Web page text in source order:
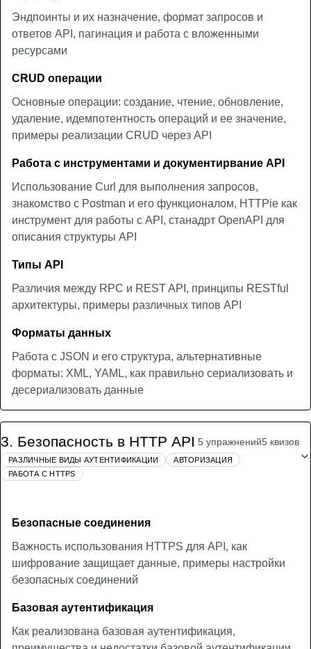
Эндпоинты и их назначение, формат запросов и
ответов API, пагинация и работа с вложенными
ресурсами
CRUD операции
Основные операции: создание, чтение, обновление,
удаление, идемпотентность операций и ее значение,
примеры реализации CRUD через API
Работа с инструментами и документирвание API
Использование Curl для выполнения запросов,
знакомство с Postman и его функционалом, HTTPie как
инструмент для работы с API, станадрт OpenAPI для
описания структуры API
Типы API
Различия между RPC и REST API, принципы RESTful
архитектуры, примеры различных типов API
Форматы данных
Работа с JSON и его структура, альтернативные
форматы: XML, YAML, как правильно сериализовать и
десериализовать данные
3. Безопасность в HTTP API 5 упражнений5 квизов
РАЗЛИЧНЫЕ ВИДЫ АУТЕНТИФИКАЦИИ
АВТОРИЗАЦИЯ
РАБОТА С HTTPS
Безопасные соединения
Важность использования HTTPS для API, как
шифрование защищает данные, примеры настройки
безопасных соединений
Базовая аутентификация
Как реализована базовая аутентификация,